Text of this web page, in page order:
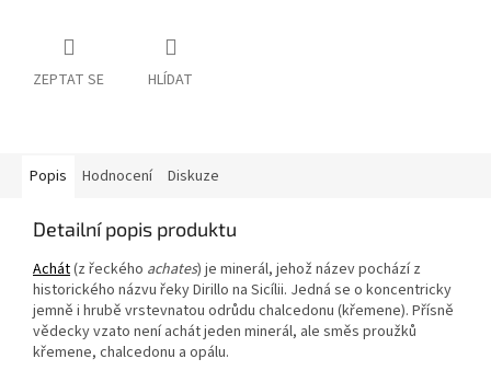
ZEPTAT SE HLÍDAT
Popis Hodnocení Diskuze
Detailní popis produktu
Achát(z řeckého achates) je minerál, jehož název pochází z
historického názvu řeky Dirillo na Sicílii. Jedná se o koncentricky
jemně i hrubě vrstevnatou odrůdu chalcedonu (křemene). Přísně
vědecky vzato není achát jeden minerál, ale směs proužků
křemene, chalcedonu a opálu.